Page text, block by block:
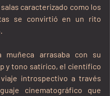
caracterizado como los
se convirtió en un rito
muñeca arrasaba con su
y tono satírico, el científico
introspectivo a través
cinematográfico que